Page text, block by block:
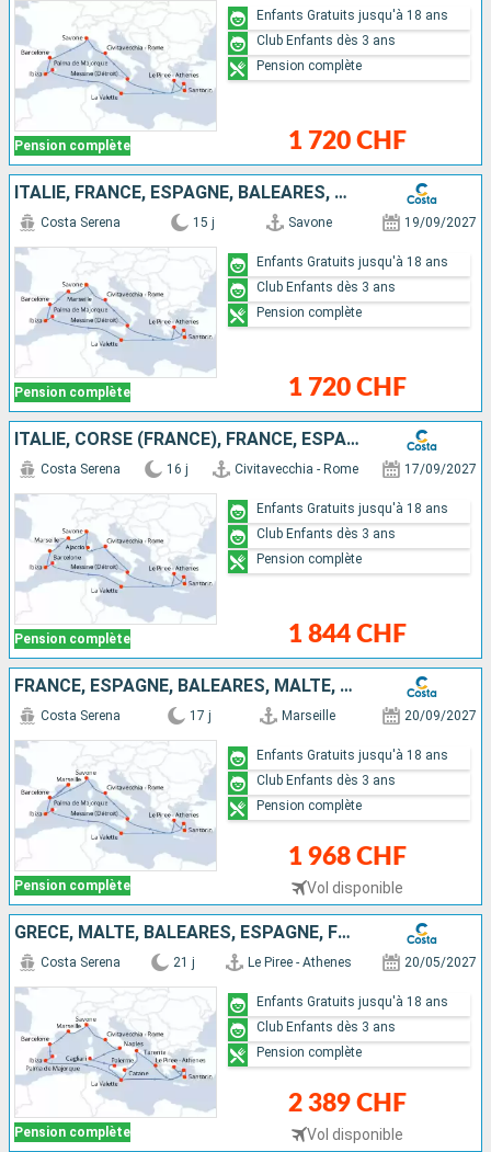
Pension complète 1 720 CHF
Enfants Gratuits jusqu'à 18 ans
Club Enfants dès 3 ans
Pension complète
ITALIE, FRANCE, ESPAGNE, BALÉARES, MALTE, GRÈCE
Pension complète
Costa Serena 15 j Savone 19/09/2027
1 720 CHF
Enfants Gratuits jusqu'à 18 ans
Club Enfants dès 3 ans
Pension complète
ITALIE, CORSE (FRANCE), FRANCE, ESPAGNE, BALÉARES, MALTE, GRÈCE
Pension complète
Costa Serena 16 j Civitavecchia - Rome 17/09/2027
1 844 CHF
Enfants Gratuits jusqu'à 18 ans
Club Enfants dès 3 ans
Pension complète
FRANCE, ESPAGNE, BALÉARES, MALTE, GRÈCE, ITALIE
Pension complète
Costa Serena 17 j Marseille 20/09/2027
1 968 CHF
Vol disponible
Enfants Gratuits jusqu'à 18 ans
Club Enfants dès 3 ans
Pension complète
GRÈCE, MALTE, BALÉARES, ESPAGNE, FRANCE, ITALIE
Pension complète
Costa Serena 21 j Le Piree - Athenes 20/05/2027
2 389 CHF
Vol disponible
Enfants Gratuits jusqu'à 18 ans
Club Enfants dès 3 ans
Pension complète